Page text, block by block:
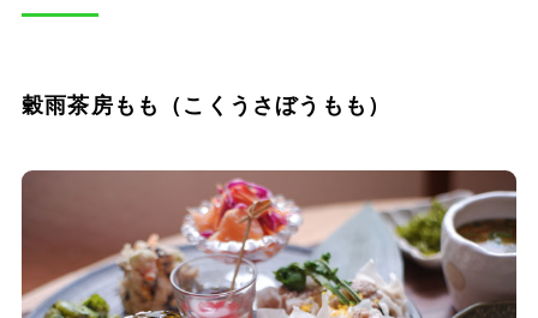
穀雨茶房もも（こくうさぼうもも）